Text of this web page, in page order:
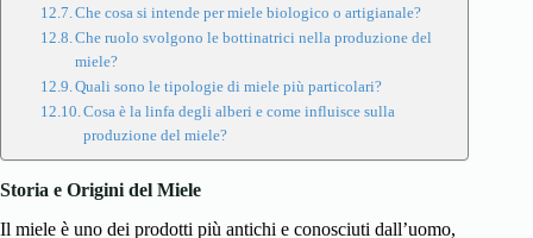
Che cosa si intende per miele biologico o artigianale?
Che ruolo svolgono le bottinatrici nella produzione del
miele?
Quali sono le tipologie di miele più particolari?
Cosa è la linfa degli alberi e come influisce sulla
produzione del miele?
Storia e Origini del Miele
Il miele è uno dei prodotti più antichi e conosciuti dall’uomo,